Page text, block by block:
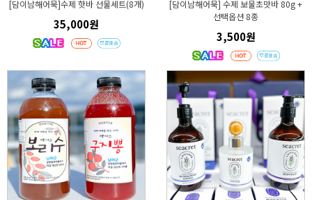
[담이남해어묵]수제 핫바 선물세트(8개)
35,000원
[담이남해어묵] 수제 보물초맛바 80g +
선택옵션 8종
3,500원